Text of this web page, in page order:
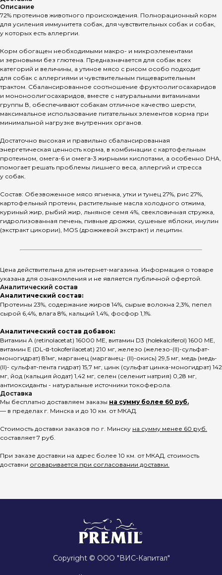
Описание
72% протеинов животного происхождения. Полнорационный корм
для усиления иммунитета собак, для чувствительных собак и собак,
у которых есть аллергии.
Корм обогащен необходимыми макро- и микроэлементами
и зерновыми без глютена. Предназначается для собак всех
категорий и величины, а утиное мясо с рисом особо подходит
для собак с аллергиями и чувствительным пищеварительным
трактом. Сбалансированное соотношение фруктоолигосахаридов
и мононоолигосахаридов, вместе с натуральными витаминами
группы В, обеспечивают собакам отличное качество шерсти,
максимальное использование питательных элементов корма при
минимальной нагрузке внутренних органов.
Достаточно высокая и правильно сбалансированная
энергетическая ценность корма, в комбинации с картофельным
протеином, омега-6 и омега-3 жирными кислотами, а особенно DHA,
помогает решать проблемы лишнего веса, аллергий и стресса
у собак.
Состав: Обезвоженное мясо ягненка, утки и тунец 27%, рис 27%,
картофельный протеин, растительные масла холодного отжима,
куриный жир, рыбий жир, льняное семя 4%, свекловичная стружка,
гидролизованная печень, пивные дрожжи, сушеные яблоки, инулин
(экстракт цикории), MOS (дрожжевой экстракт) и лецитин.
Цена действительна для интернет-магазина. Информация о товаре
указана для ознакомления и не является публичной офертой.
Аналитический состав
Аналитический состав:
Протеины 23%, содержание жиров 14%, сырые волокна 2,3%, пепел
сырой 6,4%, влага 8%, кальций 1,4%, фосфор 1,1%.
Аналитический состав добавок:
Витамин A (retinolacetat) 16000 МЕ, витамин D3 (holekalciferol) 1600 МЕ,
витамин E (DL-α-tokoferilacetat) 210 мг, железо (железо-(II)-сульфат-
моногидрат) 81мг, марганец (марганец- (II)-окись) 29,5 мг, медь (медь-
(II)- сульфат-пента гидрат) 15,7 мг, цинк (сульфат цинка-моногидрат) 142
мг, йод (кальция йодат) 1,42 мг, селен (селенит натрия) 0,28 мг,
антиоксиданты - натуральные источники токоферола.
Доставка
Мы бесплатно доставляем заказы на сумму более 60 руб.
— в пределах г. Минска и до 10 км. от МКАД.
Стоимость доставки заказов по г. Минску на сумму менее 60 руб.
составляет 7 руб.
При заказе доставки на адрес более 10 км. от МКАД, стоимость
доставки оговаривается при согласовании доставки.
Copyright © ООО "ВИС-Капитал"